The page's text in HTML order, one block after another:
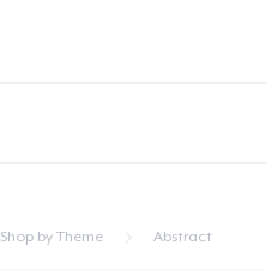
Shop by Theme Abstract